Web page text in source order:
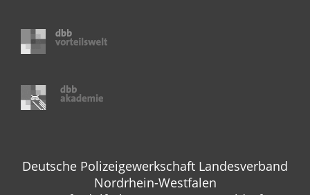
Deutsche Polizeigewerkschaft Landesverband
Nordrhein-Westfalen